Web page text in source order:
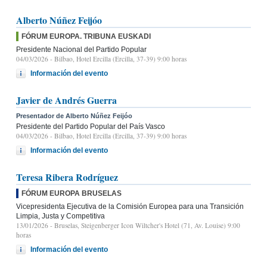
Alberto Núñez Feijóo
FÓRUM EUROPA. TRIBUNA EUSKADI
Presidente Nacional del Partido Popular
04/03/2026 - Bilbao, Hotel Ercilla (Ercilla, 37-39) 9:00 horas
Información del evento
Javier de Andrés Guerra
Presentador de Alberto Núñez Feijóo
Presidente del Partido Popular del País Vasco
04/03/2026 - Bilbao, Hotel Ercilla (Ercilla, 37-39) 9:00 horas
Información del evento
Teresa Ribera Rodríguez
FÓRUM EUROPA BRUSELAS
Vicepresidenta Ejecutiva de la Comisión Europea para una Transición
Limpia, Justa y Competitiva
13/01/2026 - Bruselas, Steigenberger Icon Wiltcher's Hotel (71, Av. Louise) 9:00
horas
Información del evento